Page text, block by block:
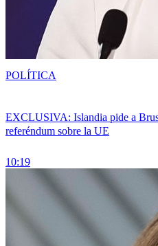
EXCLUSIVA: Islandia pide a
referéndum sobre la UE
10:19
POLÍTICA